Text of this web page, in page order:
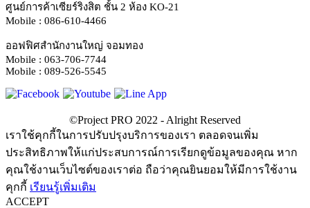
ศูนย์การค้าเซียร์ริงสิต ชั้น 2 ห้อง KO-21
Mobile : 086-610-4466
ออฟฟิศสำนักงานใหญ่ จอมทอง
Mobile : 063-706-7744
Mobile : 089-526-5545
เราใช้คุกกี้ในการปรับปรุงบริการของเรา ตลอดจนเพิ่ม
ประสิทธิภาพให้แก่ประสบการณ์การเรียกดูข้อมูลของคุณ หาก
คุณใช้งานเว็บไซต์ของเราต่อ ถือว่าคุณยินยอมให้มีการใช้งาน
คุกกี้ เรียนรู้เพิ่มเติม
ACCEPT